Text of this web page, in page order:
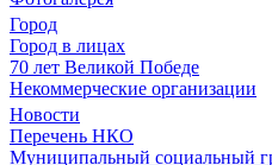
Город
Город в лицах
70 лет Великой Победе
Некоммерческие организации
Новости
Перечень НКО
Муниципальный социальный